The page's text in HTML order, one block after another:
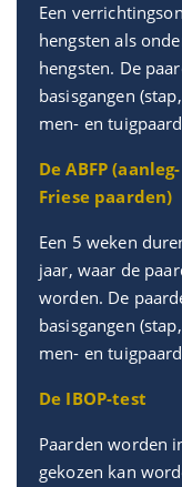
Een
hengsten als
hengsten. De
basisgangen
men- en
De ABFP
Friese paarden)
Een 5 weken
jaar, waar de
worden. De
basisgangen
men- en
De IBOP-test
Paarden worden
gekozen kan